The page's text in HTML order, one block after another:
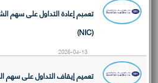
تعمبم إعادة التداول على سهم
(NIC)
2026-04-13
تعميم إيقاف التداول على سهم